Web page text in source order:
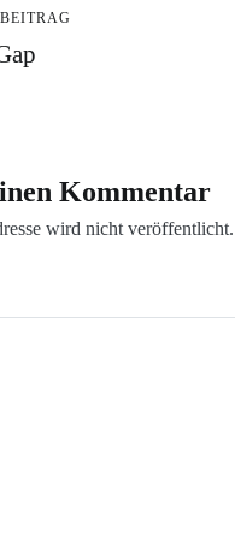
Kommentar
wird nicht veröffentlicht.